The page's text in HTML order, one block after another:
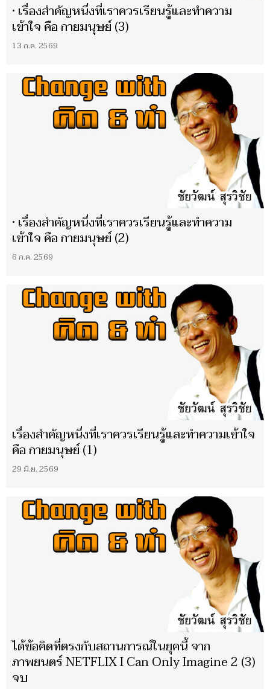
• เรื่องสำคัญหนึ่งที่เราควรเรียนรู้และทำความ
เข้าใจ คือ กายมนุษย์ (3)
13 ก.ค. 2569
• เรื่องสำคัญหนึ่งที่เราควรเรียนรู้และทำความ
เข้าใจ คือ กายมนุษย์ (2)
6 ก.ค. 2569
เรื่องสำคัญหนึ่งที่เราควรเรียนรู้และทำความเข้าใจ
คือ กายมนุษย์ (1)
29 มิ.ย. 2569
ได้ข้อคิดที่ตรงกับสถานการณ์ในยุคนี้ จาก
ภาพยนตร์ NETFLIX I Can Only Imagine 2 (3)
จบ